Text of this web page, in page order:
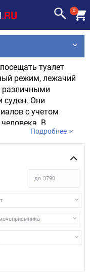
0
туалет
режим, лежачий
различными
суден. Они
с учетом
В
разные
Подробнее
до